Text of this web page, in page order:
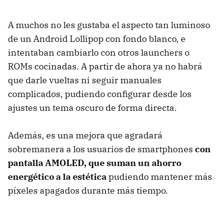
A muchos no les gustaba el aspecto tan luminoso
de un Android Lollipop con fondo blanco, e
intentaban cambiarlo con otros launchers o
ROMs cocinadas. A partir de ahora ya no habrá
que darle vueltas ni seguir manuales
complicados, pudiendo configurar desde los
ajustes un tema oscuro de forma directa.
Además, es una mejora que agradará
sobremanera a los usuarios de smartphones con
pantalla AMOLED, que suman un ahorro
energético a la estéticapudiendo mantener más
píxeles apagados durante más tiempo.